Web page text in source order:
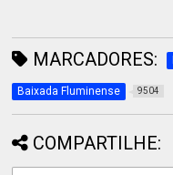
MARCADORES:
Baixada Fluminense 9504
COMPARTILHE: